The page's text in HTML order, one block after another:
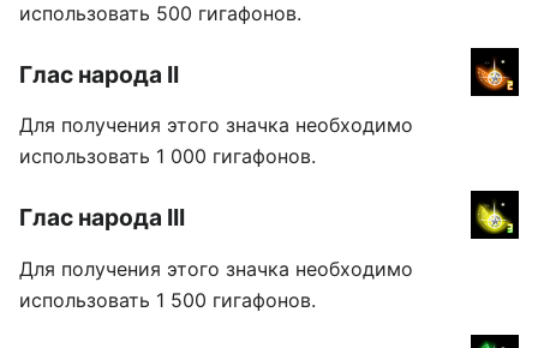
использовать 500 гигафонов.
Глас народа II
Для получения этого значка необходимо
использовать 1 000 гигафонов.
Глас народа III
Для получения этого значка необходимо
использовать 1 500 гигафонов.